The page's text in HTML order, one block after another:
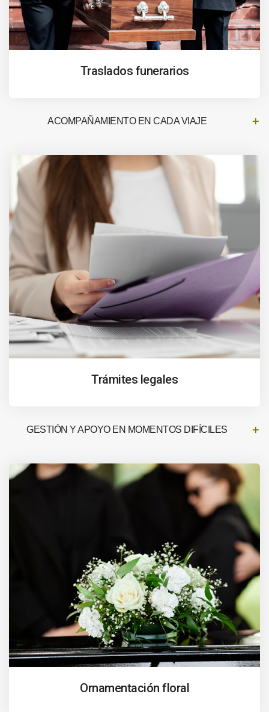
Traslados funerarios
ACOMPAÑAMIENTO EN CADA VIAJE
Trámites legales
GESTIÓN Y APOYO EN MOMENTOS DIFÍCILES
Ornamentación floral